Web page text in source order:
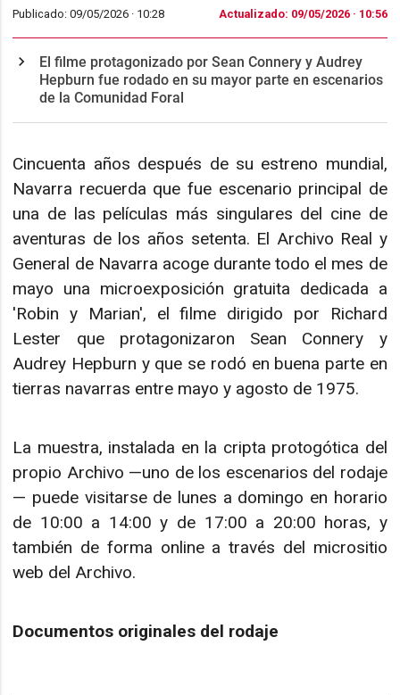
Publicado: 09/05/2026 · 10:28 Actualizado: 09/05/2026 · 10:56
El filme protagonizado por Sean Connery y Audrey
Hepburn fue rodado en su mayor parte en escenarios
de la Comunidad Foral
Cincuenta años después de su estreno mundial,
Navarra recuerda que fue escenario principal de
una de las películas más singulares del cine de
aventuras de los años setenta. El Archivo Real y
General de Navarra acoge durante todo el mes de
mayo una microexposición gratuita dedicada a
'Robin y Marian', el filme dirigido por Richard
Lester que protagonizaron Sean Connery y
Audrey Hepburn y que se rodó en buena parte en
tierras navarras entre mayo y agosto de 1975.
La muestra, instalada en la cripta protogótica del
propio Archivo —uno de los escenarios del rodaje
— puede visitarse de lunes a domingo en horario
de 10:00 a 14:00 y de 17:00 a 20:00 horas, y
también de forma online a través del micrositio
web del Archivo.
Documentos originales del rodaje